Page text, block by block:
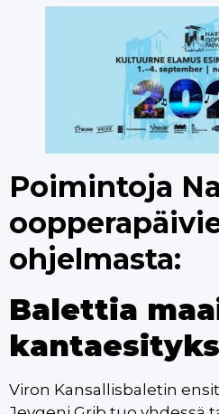
Poimintoja
ohjelmasta:
Balettia
Viron Kansallisbaletin